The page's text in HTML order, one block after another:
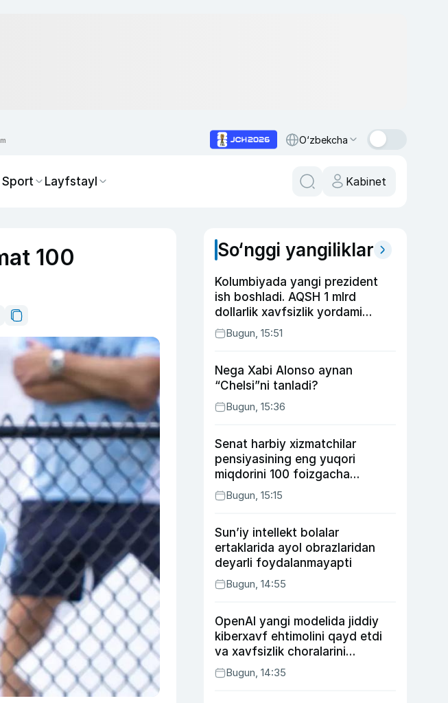
O‘zbekcha
Sport Layfstayl Kabinet
100
So‘nggi yangiliklar
Kolumbiyada yangi prezident
ish boshladi. AQSH 1 mlrd
dollarlik xavfsizlik yordami
bermoqchi
Bugun, 15:51
Nega Xabi Alonso aynan
“Chelsi”ni tanladi?
Bugun, 15:36
Senat harbiy xizmatchilar
pensiyasining eng yuqori
miqdorini 100 foizgacha
oshirishni nazarda tutuvchi
qonunni ma’qulladi
Bugun, 15:15
Sun’iy intellekt bolalar
ertaklarida ayol obrazlaridan
deyarli foydalanmayapti
Bugun, 14:55
OpenAI yangi modelida jiddiy
kiberxavf ehtimolini qayd etdi
va xavfsizlik choralarini
kuchaytirdi
Bugun, 14:35